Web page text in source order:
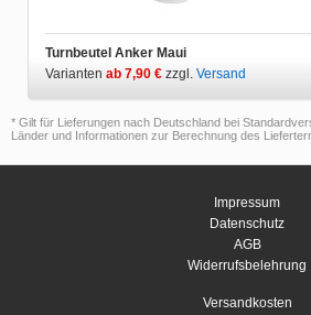
Turnbeutel Anker Maui
Varianten ab 7,90 € zzgl. Versand
* Gilt für Lieferungen nach Deutschland bei
Länder und Informationen zur Berechnung des
Impressum
Datenschutz
AGB
Widerrufsbelehrung
Versandkosten